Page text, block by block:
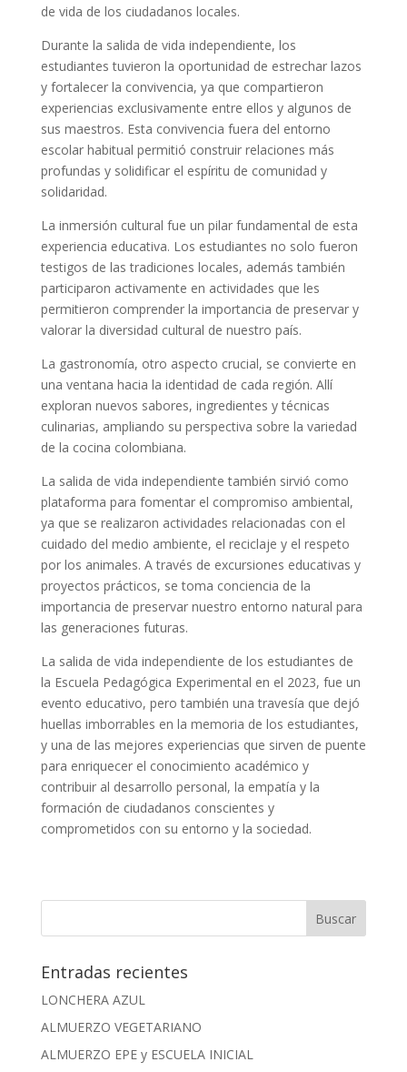
de vida de los ciudadanos locales.
Durante la salida de vida independiente, los
estudiantes tuvieron la oportunidad de estrechar lazos
y fortalecer la convivencia, ya que compartieron
experiencias exclusivamente entre ellos y algunos de
sus maestros. Esta convivencia fuera del entorno
escolar habitual permitió construir relaciones más
profundas y solidificar el espíritu de comunidad y
solidaridad.
La inmersión cultural fue un pilar fundamental de esta
experiencia educativa. Los estudiantes no solo fueron
testigos de las tradiciones locales, además también
participaron activamente en actividades que les
permitieron comprender la importancia de preservar y
valorar la diversidad cultural de nuestro país.
La gastronomía, otro aspecto crucial, se convierte en
una ventana hacia la identidad de cada región. Allí
exploran nuevos sabores, ingredientes y técnicas
culinarias, ampliando su perspectiva sobre la variedad
de la cocina colombiana.
La salida de vida independiente también sirvió como
plataforma para fomentar el compromiso ambiental,
ya que se realizaron actividades relacionadas con el
cuidado del medio ambiente, el reciclaje y el respeto
por los animales. A través de excursiones educativas y
proyectos prácticos, se toma conciencia de la
importancia de preservar nuestro entorno natural para
las generaciones futuras.
La salida de vida independiente de los estudiantes de
la Escuela Pedagógica Experimental en el 2023, fue un
evento educativo, pero también una travesía que dejó
huellas imborrables en la memoria de los estudiantes,
y una de las mejores experiencias que sirven de puente
para enriquecer el conocimiento académico y
contribuir al desarrollo personal, la empatía y la
formación de ciudadanos conscientes y
comprometidos con su entorno y la sociedad.
Entradas recientes
LONCHERA AZUL
ALMUERZO VEGETARIANO
ALMUERZO EPE y ESCUELA INICIAL